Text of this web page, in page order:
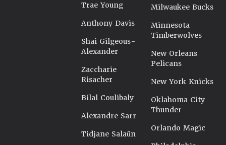
Trae Young
Anthony Davis
Shai Gilgeous-
Alexander
Zaccharie
Risacher
Bilal Coulibaly
Alexandre Sarr
Tidjane Salaün
Milwaukee Bucks
Minnesota
Timberwolves
New Orleans
Pelicans
New York Knicks
Oklahoma City
Thunder
Orlando Magic